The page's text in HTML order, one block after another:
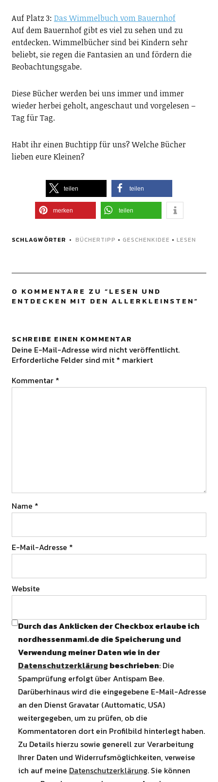
Auf Platz 3: Das Wimmelbuch vom Bauernhof
Auf dem Bauernhof gibt es viel zu sehen und zu
entdecken. Wimmelbücher sind bei Kindern sehr
beliebt, sie regen die Fantasien an und fördern die
Beobachtungsgabe.
Diese Bücher werden bei uns immer und immer
wieder herbei geholt, angeschaut und vorgelesen –
Tag für Tag.
Habt ihr einen Buchtipp für uns? Welche Bücher
lieben eure Kleinen?
teilen teilen
merken teilen
SCHLAGWÖRTER BÜCHERTIPP • GESCHENKIDEE • LESEN
0 KOMMENTARE ZU “LESEN UND
ENTDECKEN MIT DEN ALLERKLEINSTEN”
SCHREIBE EINEN KOMMENTAR
Deine E-Mail-Adresse wird nicht veröffentlicht.
Erforderliche Felder sind mit * markiert
Kommentar *
Name *
E-Mail-Adresse *
Website
Durch das Anklicken der Checkbox erlaube ich
nordhessenmami.de die Speicherung und
Verwendung meiner Daten wie in der
Datenschutzerklärung beschrieben: Die
Spamprüfung erfolgt über Antispam Bee.
Darüberhinaus wird die eingegebene E-Mail-Adresse
an den Dienst Gravatar (Auttomatic, USA)
weitergegeben, um zu prüfen, ob die
Kommentatoren dort ein Profilbild hinterlegt haben.
Zu Details hierzu sowie generell zur Verarbeitung
Ihrer Daten und Widerrufsmöglichkeiten, verweise
ich auf meine Datenschutzerklärung. Sie können